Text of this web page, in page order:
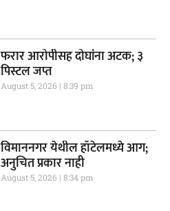
फरार आरोपीसह दोघांना अटक; ३
पिस्टल जप्त
August 5, 2026 8:39 pm
विमाननगर येथील हॉटेलमध्ये आग;
अनुचित प्रकार नाही
August 5, 2026 8:34 pm